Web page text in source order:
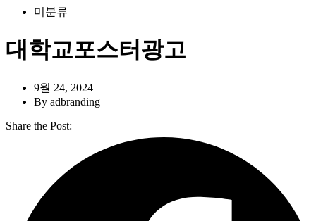
대학교 현수막 광고
아파트 광고
아파트 게시판 광고
전단지 배포
현수막 광고
지정게시대 광고
게릴라 포스터 광고
컵홀더 광고
미분류
대학교포스터광고
9월 24, 2024
By adbranding
Share the Post: